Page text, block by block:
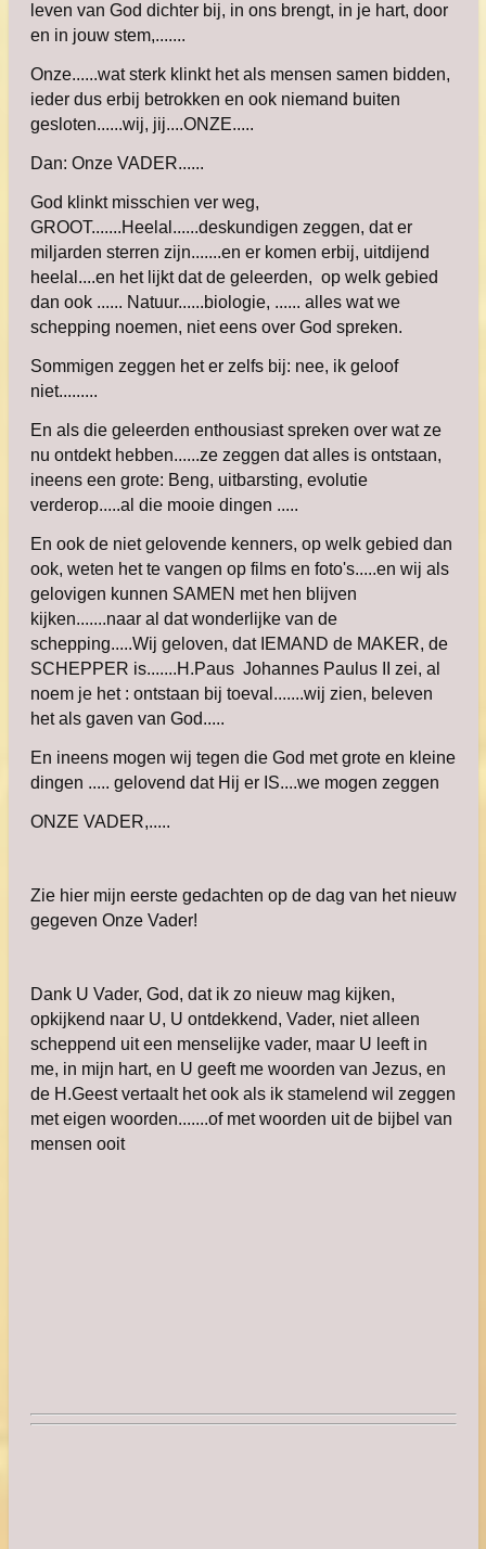
leven van God dichter bij, in ons brengt, in je hart, door
en in jouw stem,.......
Onze......wat sterk klinkt het als mensen samen bidden,
ieder dus erbij betrokken en ook niemand buiten
gesloten......wij, jij....ONZE.....
Dan: Onze VADER......
God klinkt misschien ver weg,
GROOT.......Heelal......deskundigen zeggen, dat er
miljarden sterren zijn.......en er komen erbij, uitdijend
heelal....en het lijkt dat de geleerden, op welk gebied
dan ook ...... Natuur......biologie, ...... alles wat we
schepping noemen, niet eens over God spreken.
Sommigen zeggen het er zelfs bij: nee, ik geloof
niet.........
En als die geleerden enthousiast spreken over wat ze
nu ontdekt hebben......ze zeggen dat alles is ontstaan,
ineens een grote: Beng, uitbarsting, evolutie
verderop.....al die mooie dingen .....
En ook de niet gelovende kenners, op welk gebied dan
ook, weten het te vangen op films en foto's.....en wij als
gelovigen kunnen SAMEN met hen blijven
kijken.......naar al dat wonderlijke van de
schepping.....Wij geloven, dat IEMAND de MAKER, de
SCHEPPER is.......H.Paus Johannes Paulus II zei, al
noem je het : ontstaan bij toeval.......wij zien, beleven
het als gaven van God.....
En ineens mogen wij tegen die God met grote en kleine
dingen ..... gelovend dat Hij er IS....we mogen zeggen
ONZE VADER,.....
Zie hier mijn eerste gedachten op de dag van het nieuw
gegeven Onze Vader!
Dank U Vader, God, dat ik zo nieuw mag kijken,
opkijkend naar U, U ontdekkend, Vader, niet alleen
scheppend uit een menselijke vader, maar U leeft in
me, in mijn hart, en U geeft me woorden van Jezus, en
de H.Geest vertaalt het ook als ik stamelend wil zeggen
met eigen woorden.......of met woorden uit de bijbel van
mensen ooit